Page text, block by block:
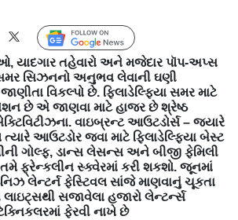
Follow Us
યાદગાર તહેવારો અને મજેદાર પૉપ-અપ્સ
સિઝનનો અનુભવ લેવાની ઘણી
વિકલ્પો છે. ફિલાડેલ્ફિયા સમર માટે
છે એ જાણવા માટે હાજર છે શ્રેષ્ઠ
વાઇબ્રન્ટ આઉટડોર્સ – જ્યારે
આઉટડોર જવા માટે ફિલાડેલ્ફિયા બેસ્ટ
ગોલ્ફ, ડાન્સ લેસન્સ અને બીજી ફેમિલી
તમે ફ્રેન્કલીન સ્ક્વેરમાં કરી શકશો. જૂનમાં
લેન્ટર્ન ફેસ્ટિવલ સાંજે માણવાનું ચૂકતા
સજાવેલા હજારો લેન્ટર્ન્સ
ફેરવી નાખે છે